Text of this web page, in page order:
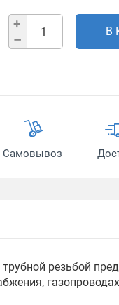
+
–
В
Самовывоз
резьбой